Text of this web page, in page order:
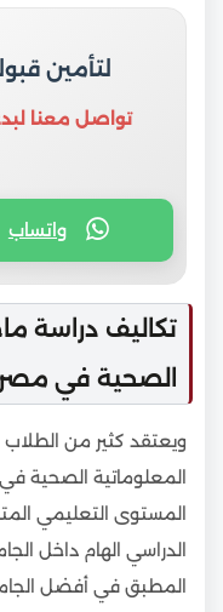
لتأمين
تواصل معنا
واتساب
تكاليف دراسة
الصحية في مصر
ويعتقد كثير من الطلاب
المعلوماتية الصحية
المستوى التعليمي
الدراسي الهام داخل
المطبق في أفضل